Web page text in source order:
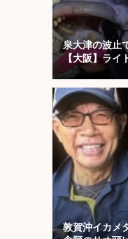
泉大津の波止
【大阪】ライ
敦賀沖イカメ